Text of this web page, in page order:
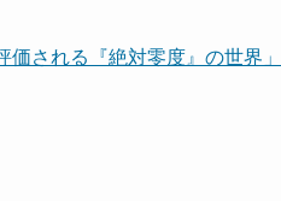
される『絶対零度』の世界」